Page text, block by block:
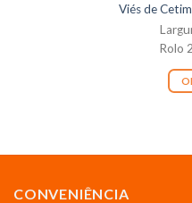
Viés de
Rolo
CONVENIÊNCIA